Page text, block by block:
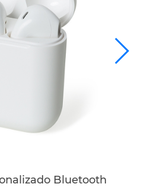
Bluetooth